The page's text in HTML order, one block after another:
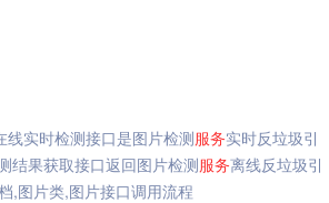
实时检测接口是图片检测服务实时反垃圾引
结果获取接口返回图片检测服务离线反垃圾引
,图片类,图片接口调用流程